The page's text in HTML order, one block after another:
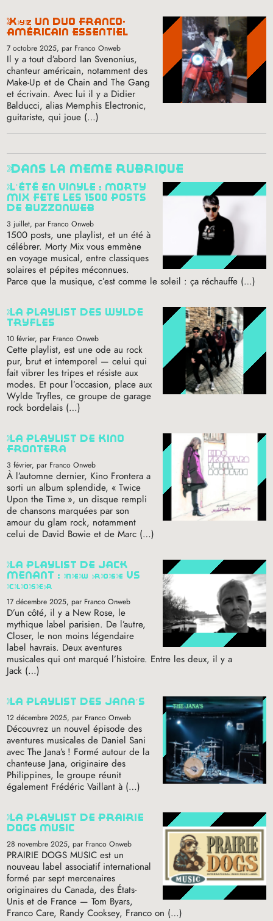
xyz un duo franco-
américain essentiel
7 octobre 2025, par Franco Onweb
Il y a tout d’abord Ian Svenonius,
chanteur américain, notamment des
Make-Up et de Chain and The Gang
et écrivain. Avec lui il y a Didier
Balducci, alias Memphis Electronic,
guitariste, qui joue (…)
dans la même rubrique
l’été en vinyle : morty
mix fête les 1500 posts
de buzzonweb
3 juillet, par Franco Onweb
1500 posts, une playlist, et un été à
célébrer. Morty Mix vous emmène
en voyage musical, entre classiques
solaires et pépites méconnues.
Parce que la musique, c’est comme le soleil : ça réchauffe (…)
la playlist des wylde
tryfles
10 février, par Franco Onweb
Cette playlist, est une ode au rock
pur, brut et intemporel — celui qui
fait vibrer les tripes et résiste aux
modes. Et pour l’occasion, place aux
Wylde Tryfles, ce groupe de garage
rock bordelais (…)
la playlist de kino
frontera
3 février, par Franco Onweb
À l’automne dernier, Kino Frontera a
sorti un album splendide, « Twice
Upon the Time », un disque rempli
de chansons marquées par son
amour du glam rock, notamment
celui de David Bowie et de Marc (…)
la playlist de jack
menant : new rose vs
closer
17 décembre 2025, par Franco Onweb
D’un côté, il y a New Rose, le
mythique label parisien. De l’autre,
Closer, le non moins légendaire
label havrais. Deux aventures
musicales qui ont marqué l’histoire. Entre les deux, il y a
Jack (…)
la playlist des jana’s
12 décembre 2025, par Franco Onweb
Découvrez un nouvel épisode des
aventures musicales de Daniel Sani
avec The Jana’s ! Formé autour de la
chanteuse Jana, originaire des
Philippines, le groupe réunit
également Frédéric Vaillant à (…)
la playlist de prairie
dogs music
28 novembre 2025, par Franco Onweb
PRAIRIE DOGS MUSIC est un
nouveau label associatif international
formé par sept mercenaires
originaires du Canada, des États-
Unis et de France — Tom Byars,
Franco Care, Randy Cooksey, Franco on (…)